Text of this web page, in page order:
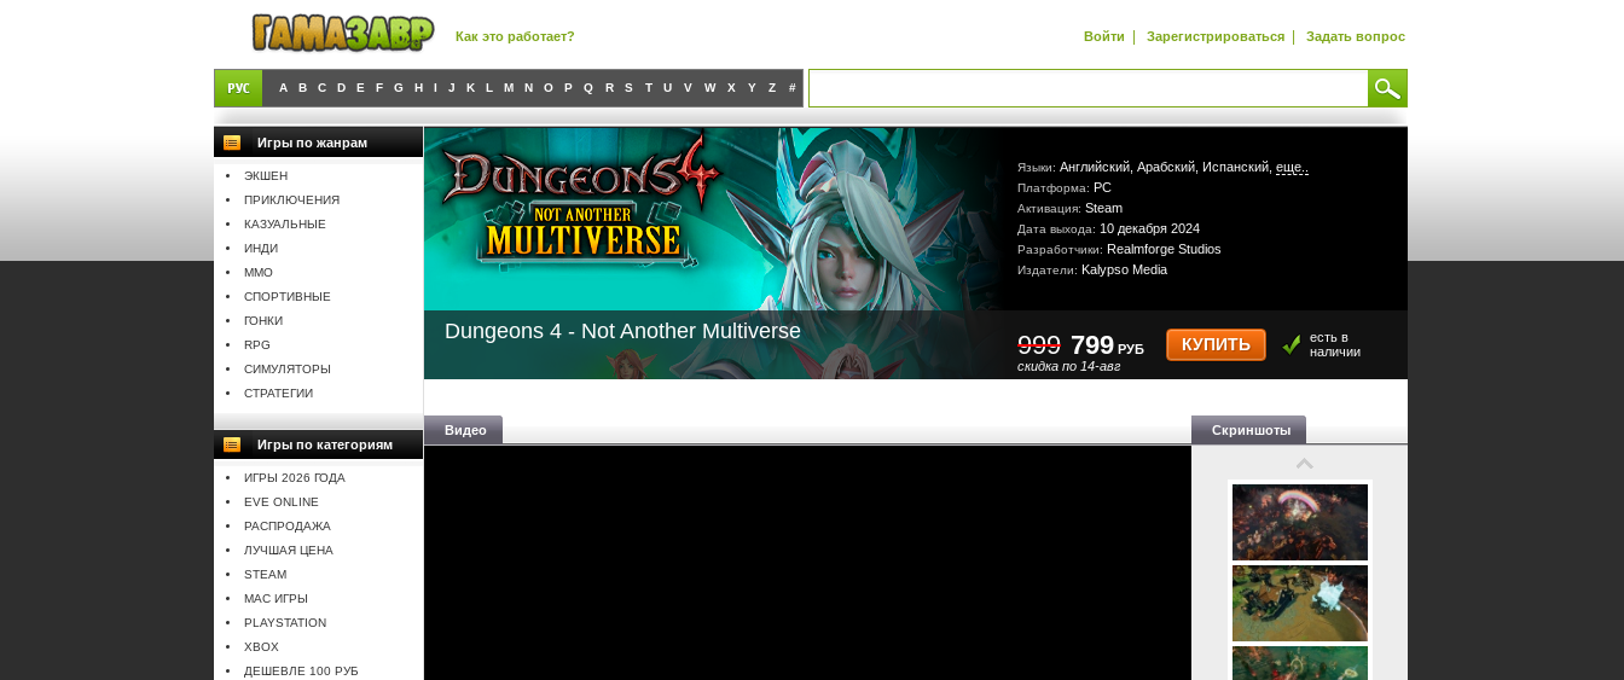
Как это работает? Войти | Зарегистрироваться | Задать вопрос
A B C D E F G H I J K L M N O P Q R S T U V W X Y Z #
Игры по жанрам
ЭКШЕН
ПРИКЛЮЧЕНИЯ
КАЗУАЛЬНЫЕ
ИНДИ
MMO
СПОРТИВНЫЕ
ГОНКИ
RPG
СИМУЛЯТОРЫ
СТРАТЕГИИ
Игры по категориям
ИГРЫ 2026 ГОДА
EVE ONLINE
РАСПРОДАЖА
ЛУЧШАЯ ЦЕНА
STEAM
MAC ИГРЫ
PLAYSTATION
XBOX
ДЕШЕВЛЕ 100 РУБ
Языки: Английский, Арабский, Испанский, еще..
Платформа: PC
Активация: Steam
Дата выхода: 10 декабря 2024
Разработчики: Realmforge Studios
Издатели: Kalypso Media
Dungeons 4 - Not Another Multiverse 999
скидка по 14-авг
799 РУБ КУПИТЬ
есть в
наличии
Видео Скриншоты